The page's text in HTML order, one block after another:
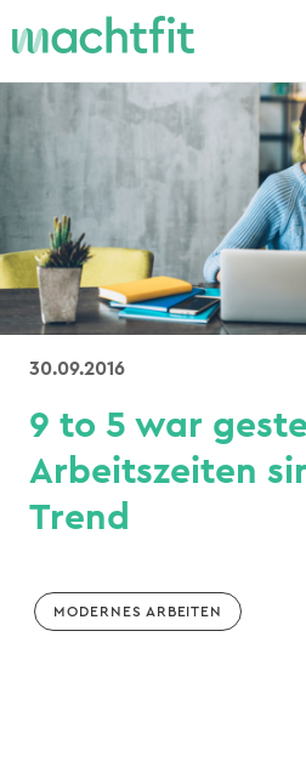
30.09.2016
9 to 5 war
Arbeitszeiten
Trend
MODERNES ARBEITEN